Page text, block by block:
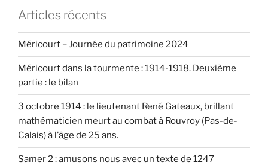
Articles récents
Méricourt – Journée du patrimoine 2024
Méricourt dans la tourmente : 1914-1918. Deuxième
partie : le bilan
3 octobre 1914 : le lieutenant René Gateaux, brillant
mathématicien meurt au combat à Rouvroy (Pas-de-
Calais) à l’âge de 25 ans.
Samer 2 : amusons nous avec un texte de 1247